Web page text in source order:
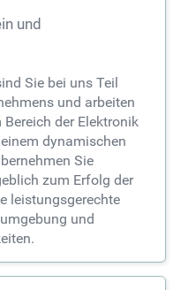
und
Sie bei uns Teil
und arbeiten
der Elektronik
dynamischen
Sie
zum Erfolg der
leistungsgerechte
und